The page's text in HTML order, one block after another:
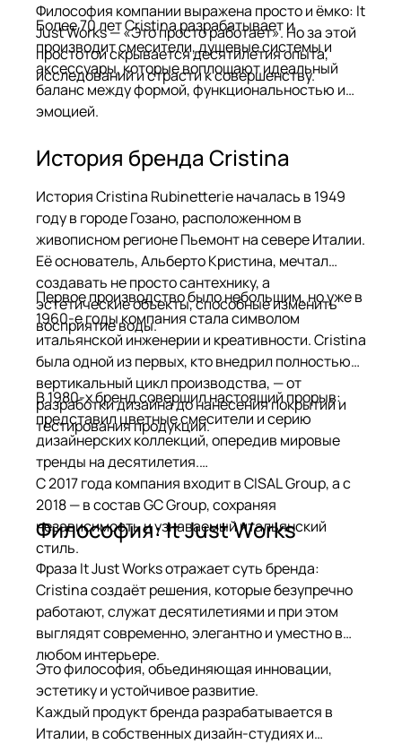
Философия компании выражена просто и ёмко: It
Just Works — «Это просто работает». Но за этой
простотой скрывается десятилетия опыта,
исследований и страсти к совершенству.
Более 70 лет Cristina разрабатывает и
производит смесители, душевые системы и
аксессуары, которые воплощают идеальный
баланс между формой, функциональностью и
эмоцией.
История бренда Cristina
История Cristina Rubinetterie началась в 1949
году в городе Гозано, расположенном в
живописном регионе Пьемонт на севере Италии.
Её основатель, Альберто Кристина, мечтал
создавать не просто сантехнику, а
эстетические объекты, способные изменить
восприятие воды.
Первое производство было небольшим, но уже в
1960-е годы компания стала символом
итальянской инженерии и креативности. Cristina
была одной из первых, кто внедрил полностью
вертикальный цикл производства, — от
разработки дизайна до нанесения покрытий и
тестирования продукции.
В 1980-х бренд совершил настоящий прорыв:
представил цветные смесители и серию
дизайнерских коллекций, опередив мировые
тренды на десятилетия.
С 2017 года компания входит в CISAL Group, а с
2018 — в состав GC Group, сохраняя
независимость и узнаваемый итальянский
стиль.
Философия: It Just Works
Фраза It Just Works отражает суть бренда:
Cristina создаёт решения, которые безупречно
работают, служат десятилетиями и при этом
выглядят современно, элегантно и уместно в
любом интерьере.
Это философия, объединяющая инновации,
эстетику и устойчивое развитие.
Каждый продукт бренда разрабатывается в
Италии, в собственных дизайн-студиях и